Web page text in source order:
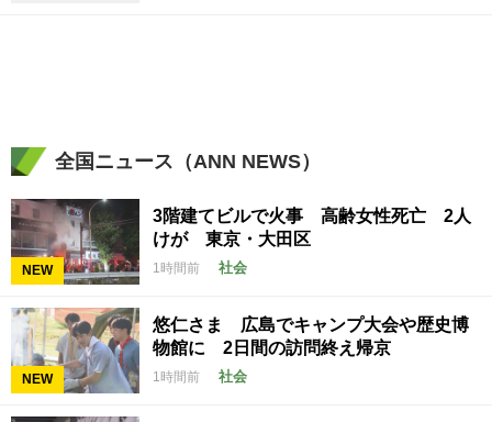
全国ニュース（ANN NEWS）
NEW
3階建てビルで火事 高齢女性死亡 2人
けが 東京・大田区
1時間前 社会
NEW
悠仁さま 広島でキャンプ大会や歴史博
物館に 2日間の訪問終え帰京
1時間前 社会